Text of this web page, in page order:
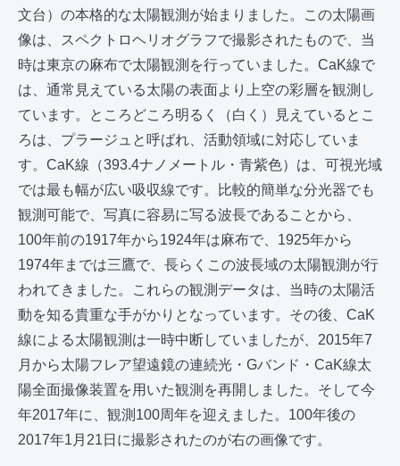
文台）の本格的な太陽観測が始まりました。この太陽画
像は、スペクトロヘリオグラフで撮影されたもので、当
時は東京の麻布で太陽観測を行っていました。CaK線で
は、通常見えている太陽の表面より上空の彩層を観測し
ています。ところどころ明るく（白く）見えているとこ
ろは、プラージュと呼ばれ、活動領域に対応していま
す。CaK線（393.4ナノメートル・青紫色）は、可視光域
では最も幅が広い吸収線です。比較的簡単な分光器でも
観測可能で、写真に容易に写る波長であることから、
100年前の1917年から1924年は麻布で、1925年から
1974年までは三鷹で、長らくこの波長域の太陽観測が行
われてきました。これらの観測データは、当時の太陽活
動を知る貴重な手がかりとなっています。その後、CaK
線による太陽観測は一時中断していましたが、2015年7
月から太陽フレア望遠鏡の連続光・Gバンド・CaK線太
陽全面撮像装置を用いた観測を再開しました。そして今
年2017年に、観測100周年を迎えました。100年後の
2017年1月21日に撮影されたのが右の画像です。